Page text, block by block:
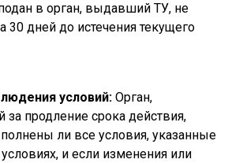
в орган, выдавший ТУ, не
30 дней до истечения текущего
условий: Орган,
за продление срока действия,
ли все условия, указанные
и если изменения или